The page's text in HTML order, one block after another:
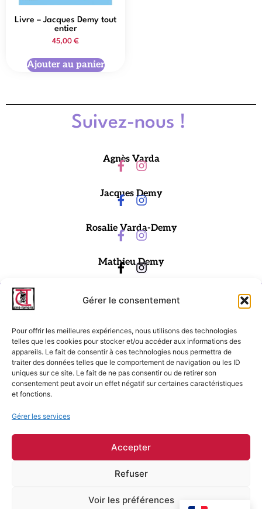
Gérer le consentement
Pour offrir les meilleures expériences, nous utilisons des technologies
telles que les cookies pour stocker et/ou accéder aux informations des
appareils. Le fait de consentir à ces technologies nous permettra de
traiter des données telles que le comportement de navigation ou les ID
uniques sur ce site. Le fait de ne pas consentir ou de retirer son
consentement peut avoir un effet négatif sur certaines caractéristiques
et fonctions.
Gérer les services
Accepter
Refuser
Voir les préférences
Livre – Jacques Demy tout
entier
45,00 €
Ajouter au panier
Suivez-nous !
Agnès Varda
Jacques Demy
Rosalie Varda-Demy
Mathieu Demy
Ciné-Tamaris
88 rue Daguerre,
Conditions générales d'utilisation